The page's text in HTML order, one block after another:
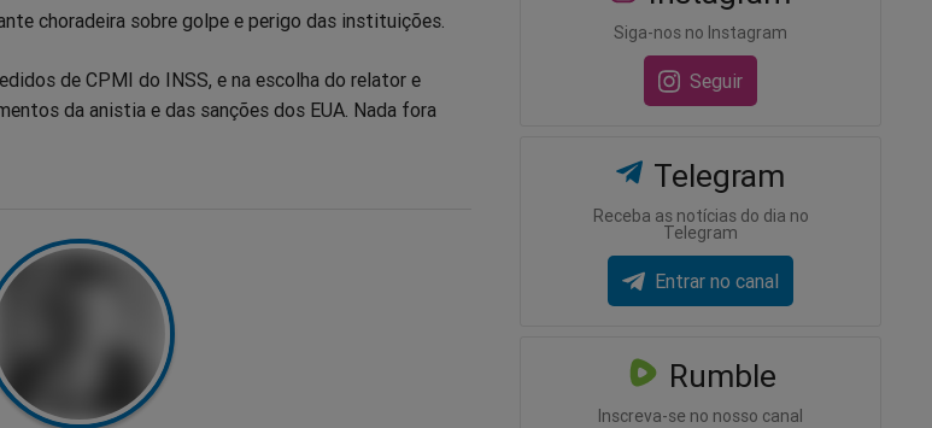
choradeira sobre golpe e perigo das instituições.
de CPMI do INSS, e na escolha do relator e
da anistia e das sanções dos EUA. Nada fora
Siga-nos no Instagram
Seguir
Telegram
Receba as notícias do dia no
Telegram
Entrar no canal
Rumble
Inscreva-se no nosso canal